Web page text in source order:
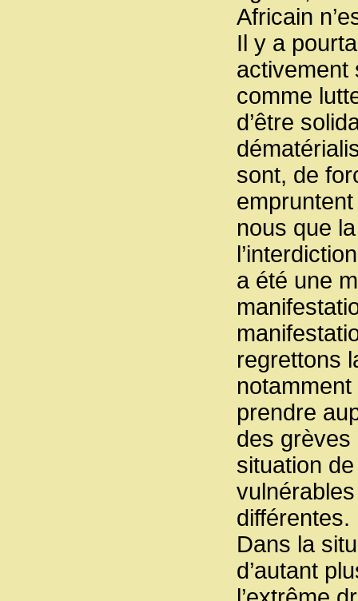
Africain
Il y a
activement
comme
d’être
sont, de
nous que
a été une
regrettons
prendre
des grèves
situation
différentes.
Dans la
d’autant